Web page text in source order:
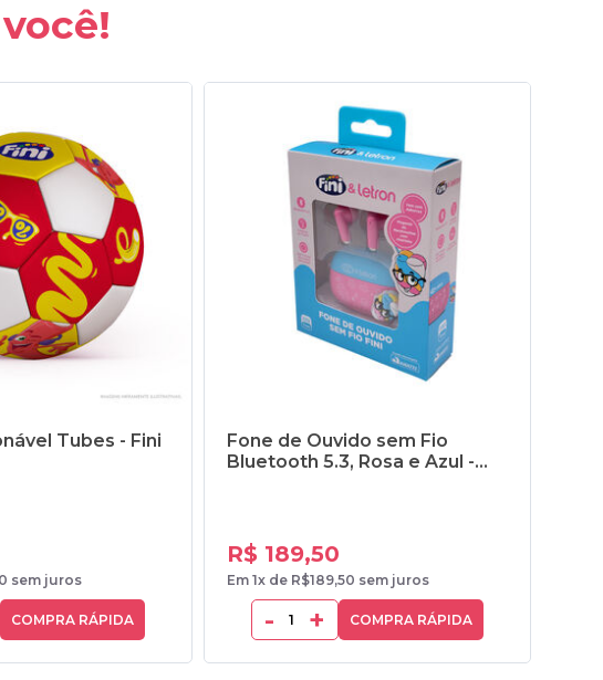
Tubes - Fini
sem juros
COMPRA RÁPIDA
Fone de Ouvido sem Fio
Bluetooth 5.3, Rosa e Azul -
R$ 189,50
Em 1x de R$189,50 sem juros
- + COMPRA RÁPIDA